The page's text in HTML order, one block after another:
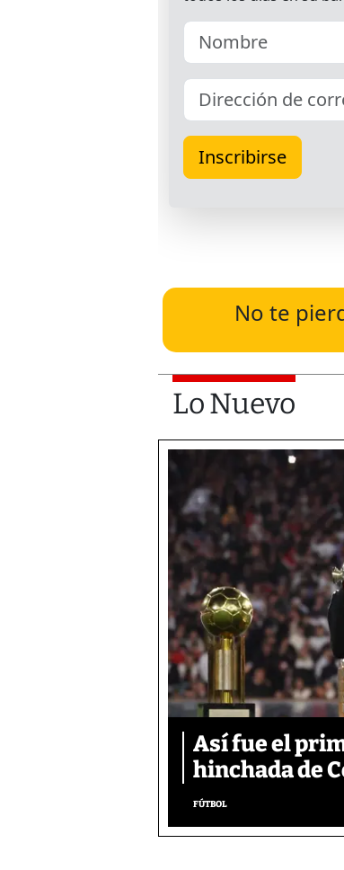
No te
Lo Nuevo
Así fue el
hinchada de
FÚTBOL